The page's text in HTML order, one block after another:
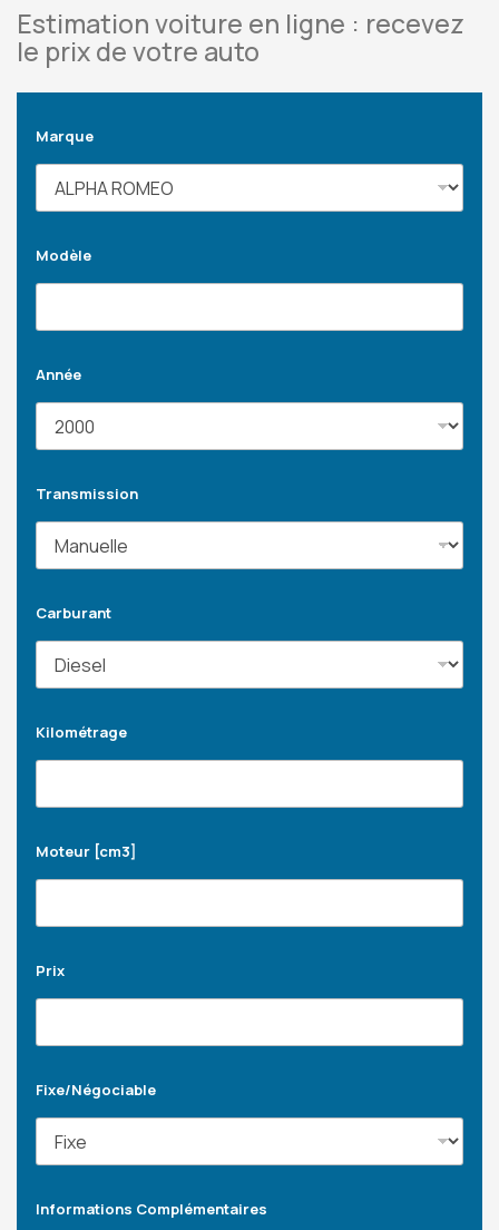
Estimation voiture en ligne : recevez
le prix de votre auto
Marque
Modèle
Année
Transmission
Carburant
Kilométrage
Moteur [cm3]
Prix
Fixe/Négociable
Informations Complémentaires